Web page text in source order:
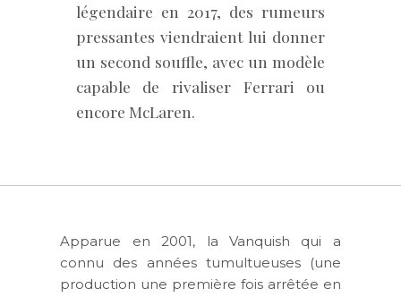
légendaire en 2017, des rumeurs
pressantes viendraient lui donner
un second souffle, avec un modèle
capable de rivaliser Ferrari ou
encore McLaren.
Apparue en 2001, la Vanquish qui a
connu des années tumultueuses (une
production une première fois arrêtée en